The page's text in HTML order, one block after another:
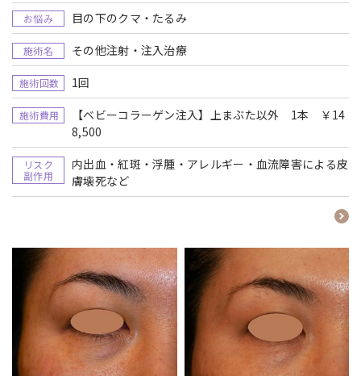
お悩み 目の下のクマ・たるみ
施術名 その他注射・注入治療
施術回数 1回
施術費用
【ベビーコラーゲン注入】上まぶた以外 1本 ￥14
8,500
リスク
副作用
内出血・紅斑・浮腫・アレルギー・血流障害による皮
膚壊死など